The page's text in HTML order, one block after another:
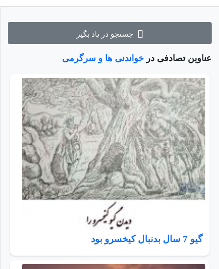
جستجو در یاد بگیر
عناوین تصادفی در خواندنی ها و سرگرمی
گیو 7 سال بدنبال کیخسرو بود